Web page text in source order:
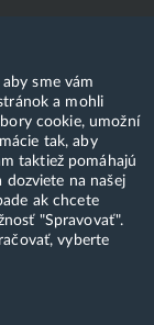
sme vám
a mohli
cookie, umožní
tak, aby
taktiež pomáhajú
dozviete na našej
ak chcete
"Spravovať".
vyberte
vyhradené